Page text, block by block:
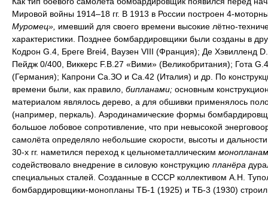
Мировой войны 1914–18 гг. В 1913 в России построен 4-
Муромец», имевший для своего времени высокие лётно-
характеристики. Позднее бомбардировщики были созданы в
Кодрон G.4, Бреге Brei4, Ваузен VIII (Франция); Де Хэвилленд
Пейдж 0/400, Виккерс F.B.27 «Вими» (Великобритания); Гота
(Германия); Капрони Са.ЗО и Са.42 (Италия) и др. По
времени были, как правило, бипланами; основным
материалом являлось дерево, а для обшивки применялось
(например, перкаль). Аэродинамические формы
большое лобовое сопротивление, что при невысокой
самолёта определяло небольшие скорости, высоты и
30-х гг. наметился переход к цельнометаллическим
содействовало внедрение в силовую конструкцию планёра
специальных сталей. Созданные в СССР коллективом А.Н.
бомбардировщики-монопланы ТБ-1 (1925) и ТБ-3 (1930)